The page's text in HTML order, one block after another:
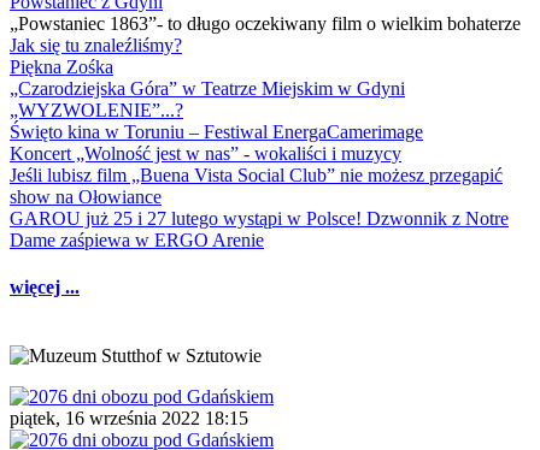
„Powstaniec 1863”- to długo oczekiwany film o wielkim bohaterze
Jak się tu znaleźliśmy?
Piękna Zośka
„Czarodziejska Góra” w Teatrze Miejskim w Gdyni
„WYZWOLENIE”...?
Święto kina w Toruniu – Festiwal EnergaCamerimage
Koncert „Wolność jest w nas” - wokaliści i muzycy
Jeśli lubisz film „Buena Vista Social Club” nie możesz przegapić
show na Ołowiance
GAROU już 25 i 27 lutego wystąpi w Polsce! Dzwonnik z Notre
Dame zaśpiewa w ERGO Arenie
więcej ...
piątek, 16 września 2022 18:15